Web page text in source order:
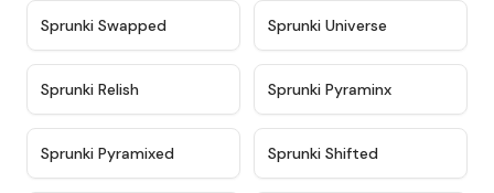
Sprunki Swapped Sprunki Universe
Sprunki Relish Sprunki Pyraminx
Sprunki Pyramixed Sprunki Shifted